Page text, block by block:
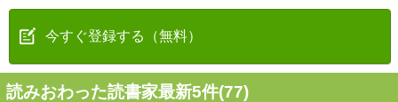
今すぐ登録する（無料）
読みおわった読書家最新5件(77)